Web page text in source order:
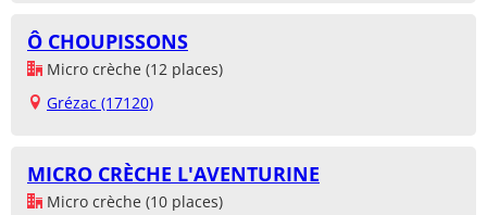
Ô CHOUPISSONS
Micro crèche (12 places)
Grézac (17120)
MICRO CRÈCHE L'AVENTURINE
Micro crèche (10 places)